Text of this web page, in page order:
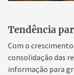
Tendência
Com o
consolidação das
informação para